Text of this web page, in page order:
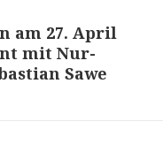
am 27. April
mit Nur-
Sawe